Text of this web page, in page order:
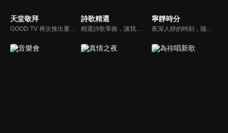
天堂敬拜 詩歌精選
精選詩歌單曲，讓我們獻上全心全人的敬拜。
寧靜時分